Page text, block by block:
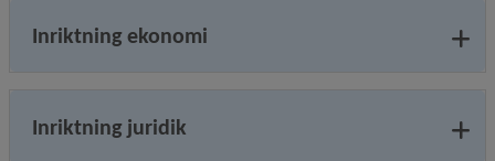
Inriktning ekonomi
Inriktning juridik